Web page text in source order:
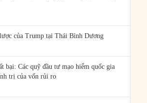
của Trump tại Thái Bình Dương
bại: Các quỹ đầu tư mạo hiểm quốc gia
trị của vốn rủi ro